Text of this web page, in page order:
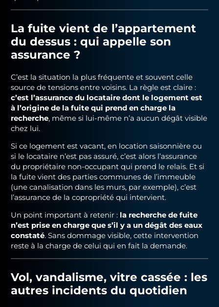
La fuite vient de l’appartement
du dessus : qui appelle son
assurance ?
C’est la situation la plus fréquente et souvent celle
source de tensions entre voisins. La règle est claire :
c’est l’assurance du locataire dont le logement est
à l’origine de la fuite qui prend en charge la
recherche, même si lui-même n’a aucun dégât visible
chez lui.
Si ce logement est vacant, en location saisonnière ou
si le locataire n’est pas assuré, c’est alors l’assurance
du propriétaire non-occupant qui prend le relais. Et si
la fuite vient des parties communes de l’immeuble
(une canalisation dans les murs, par exemple), c’est
l’assurance de la copropriété qui intervient.
Un point important à retenir : la recherche de fuite
n’est prise en charge que s’il y a un dégât des eaux
constaté. Sans dommage visible, cette intervention
reste à la charge de celui qui en fait la demande.
Vol, vandalisme, vitre cassée : les
autres incidents du quotidien